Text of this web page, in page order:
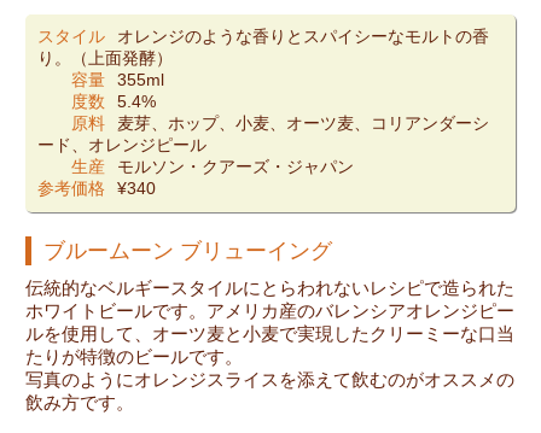
スタイル
オレンジのような香りとスパイシーなモルトの香
り。（上面発酵）
容量
355ml
度数
5.4%
原料
麦芽、ホップ、小麦、オーツ麦、コリアンダーシ
ード、オレンジピール
生産
モルソン・クアーズ・ジャパン
参考価格
¥340
ブルームーン ブリューイング
伝統的なベルギースタイルにとらわれないレシピで造られた
ホワイトビールです。アメリカ産のバレンシアオレンジピー
ルを使用して、オーツ麦と小麦で実現したクリーミーな口当
たりが特徴のビールです。
写真のようにオレンジスライスを添えて飲むのがオススメの
飲み方です。